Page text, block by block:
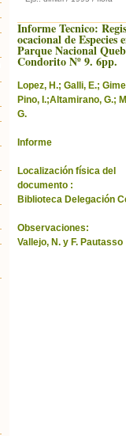
Informe Tecnico:
ocacional de Especies
Parque Nacional
Condorito Nº 9. 6pp.
Lopez, H.; Galli, E.;
Pino, I.;Altamirano, G.;
G.
Informe
Localización física del
documento :
Biblioteca Delegación
Observaciones:
Vallejo, N. y F. Pautasso